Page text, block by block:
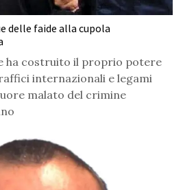
delle faide alla cupola
ha costruito il proprio potere
internazionali e legami
malato del crimine